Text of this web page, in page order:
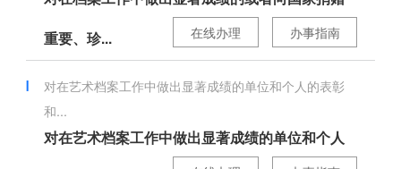
重要、珍... 办事指南
在线办理
对在艺术档案工作中做出显著成绩的单位和个人的表彰
和...
对在艺术档案工作中做出显著成绩的单位和个人